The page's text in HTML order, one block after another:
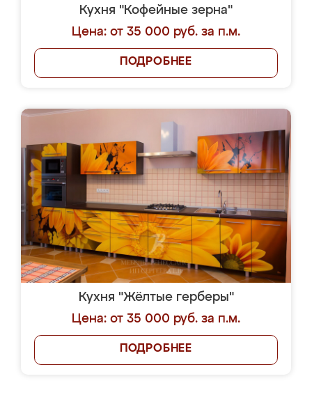
Кухня "Кофейные зерна"
Цена: от 35 000 руб. за п.м.
ПОДРОБНЕЕ
Кухня "Жёлтые герберы"
Цена: от 35 000 руб. за п.м.
ПОДРОБНЕЕ